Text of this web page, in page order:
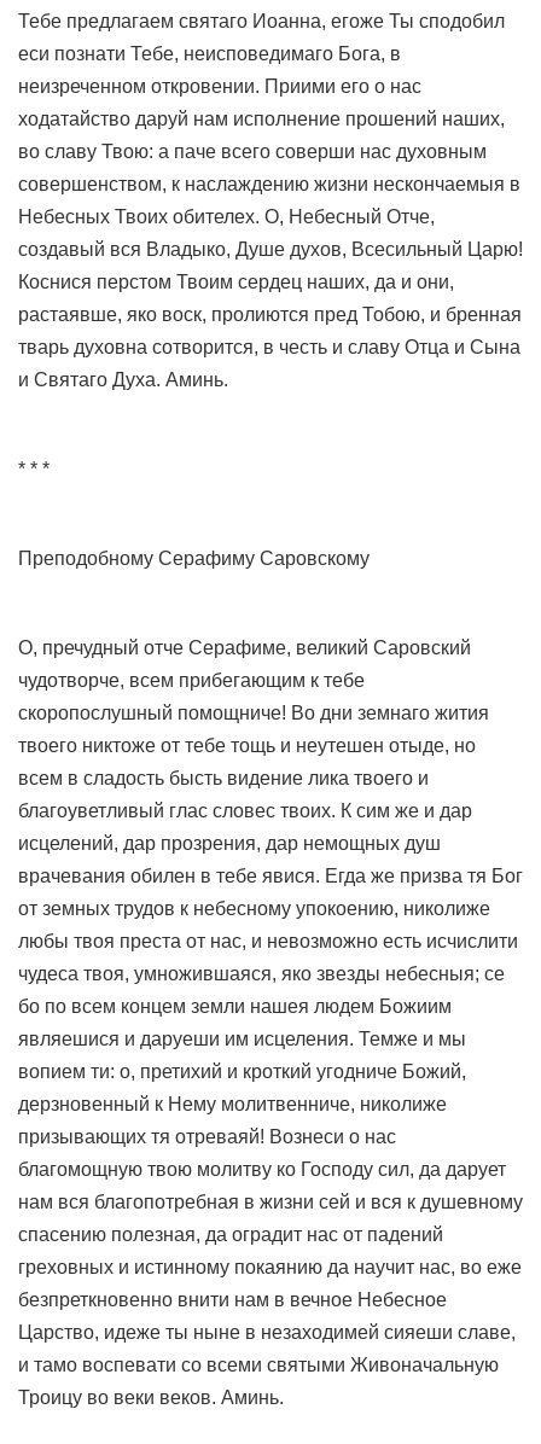
Тебе предлагаем святаго Иоанна, егоже Ты сподобил
еси познати Тебе, неисповедимаго Бога, в
неизреченном откровении. Приими его о нас
ходатайство даруй нам исполнение прошений наших,
во славу Твою: а паче всего соверши нас духовным
совершенством, к наслаждению жизни нескончаемыя в
Небесных Твоих обителех. О, Небесный Отче,
создавый вся Владыко, Душе духов, Всесильный Царю!
Коснися перстом Твоим сердец наших, да и они,
растаявше, яко воск, пролиются пред Тобою, и бренная
тварь духовна сотворится, в честь и славу Отца и Сына
и Святаго Духа. Аминь.
* * *
Преподобному Серафиму Саровскому
О, пречудный отче Серафиме, великий Саровский
чудотворче, всем прибегающим к тебе
скоропослушный помощниче! Во дни земнаго жития
твоего никтоже от тебе тощь и неутешен отыде, но
всем в сладость бысть видение лика твоего и
благоуветливый глас словес твоих. К сим же и дар
исцелений, дар прозрения, дар немощных душ
врачевания обилен в тебе явися. Егда же призва тя Бог
от земных трудов к небесному упокоению, николиже
любы твоя преста от нас, и невозможно есть исчислити
чудеса твоя, умножившаяся, яко звезды небесныя; се
бо по всем концем земли нашея людем Божиим
являешися и даруеши им исцеления. Темже и мы
вопием ти: о, претихий и кроткий угодниче Божий,
дерзновенный к Нему молитвенниче, николиже
призывающих тя отреваяй! Вознеси о нас
благомощную твою молитву ко Господу сил, да дарует
нам вся благопотребная в жизни сей и вся к душевному
спасению полезная, да оградит нас от падений
греховных и истинному покаянию да научит нас, во еже
безпреткновенно внити нам в вечное Небесное
Царство, идеже ты ныне в незаходимей сияеши славе,
и тамо воспевати со всеми святыми Живоначальную
Троицу во веки веков. Аминь.